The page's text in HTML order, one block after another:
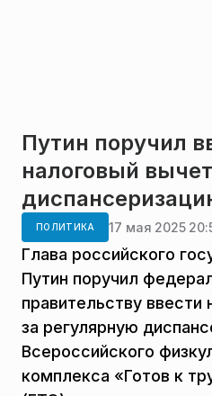
Путин поручил
налоговый
ПОЛИТИКА 17 мая 2025
Глава российского
Путин поручил
правительству ввести
за регулярную
Всероссийского
комплекса «Готов к